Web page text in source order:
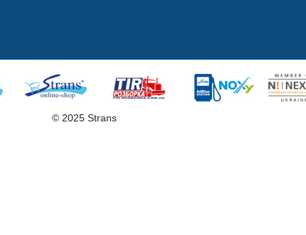
© 2025 Strans